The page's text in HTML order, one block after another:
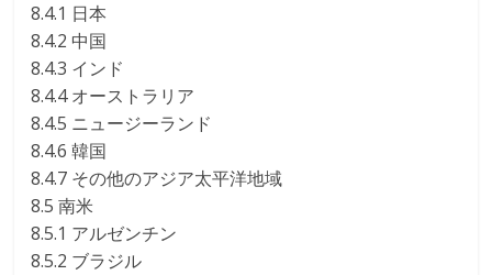
8.4.1 日本
8.4.2 中国
8.4.3 インド
8.4.4 オーストラリア
8.4.5 ニュージーランド
8.4.6 韓国
8.4.7 その他のアジア太平洋地域
8.5 南米
8.5.1 アルゼンチン
8.5.2 ブラジル